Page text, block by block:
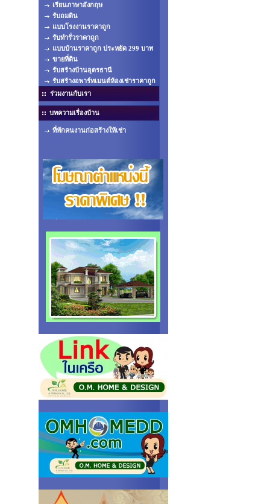
เรียนภาษาอังกฤษ
รับถมดิน
แบบโรงงานราคาถูก
รับทำรั่วราคาถูก
แบบบ้านราคาถูก ประหยัด 299 บาท
ขายที่ดิน
รับสร้างบ้านอุดรธานี
รับสร้างอพาร์ทเมนต์ห้องเช่าราคาถูก
ร่วมงานกับเรา
บทความเรื่องบ้าน
ที่พักคนงานก่อสร้างให้เช่า